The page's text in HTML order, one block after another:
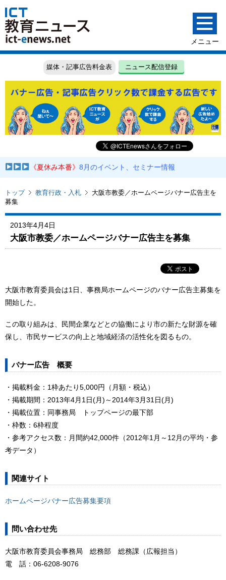
媒体・記事広告料金表 ニュース配信登録
《夏休み本番》8月のイベント、セミナー情報
トップ 教育行政・入札
大阪市教委／ホームページバナー広告主を
募集
2013年4月4日
大阪市教委／ホームページバナー広告主を募集
大阪市教育委員会は1日、事務局ホームページのバナー広告主募集を
開始した。
この取り組みは、民間企業などとの協働により市の新たな財源を確
保し、市民サービスの向上と地域経済の活性化を図るもの。
バナー広告 概要
・掲載料金：1枠あたり5,000円（月額・税込）
・掲載期間：2013年4月1日(月)～2014年3月31日(月)
・掲載位置：同事務局 トップページの最下部
・枠数：6枠程度
・参考アクセス数：月間約42,000件（2012年1月～12月の平均・参
考データ）
関連サイト
ホームページバナー広告募集要項
問い合わせ先
大阪市教育委員会事務局 総務部 総務課（広報担当）
電 話：06-6208-9076